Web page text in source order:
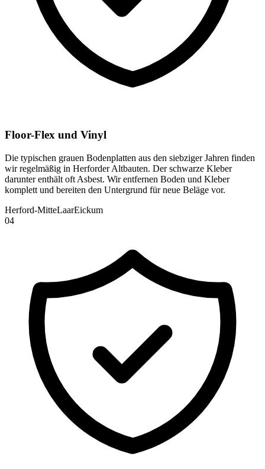
Floor-Flex und Vinyl
Die typischen grauen Bodenplatten aus den siebziger Jahren finden
wir regelmäßig in Herforder Altbauten. Der schwarze Kleber
darunter enthält oft Asbest. Wir entfernen Boden und Kleber
komplett und bereiten den Untergrund für neue Beläge vor.
Herford-MitteLaarEickum
04